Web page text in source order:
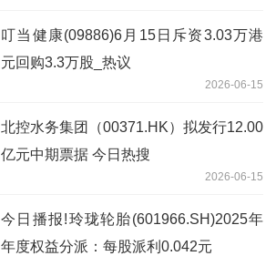
叮当健康(09886)6月15日斥资3.03万港
元回购3.3万股_热议
2026-06-15
北控水务集团（00371.HK）拟发行12.00
亿元中期票据 今日热搜
2026-06-15
今日播报!玲珑轮胎(601966.SH)2025年
年度权益分派：每股派利0.042元